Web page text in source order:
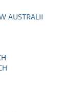
AUSTRALII